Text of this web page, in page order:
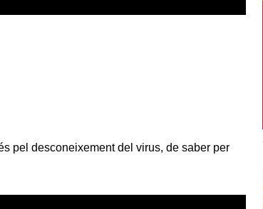
pel desconeixement del virus, de saber per